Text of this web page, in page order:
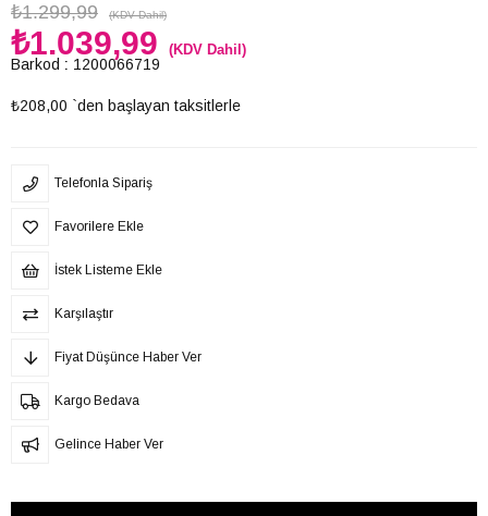
₺1.299,99 (KDV Dahil)
₺1.039,99 (KDV Dahil)
Barkod : 1200066719
₺208,00 `den başlayan taksitlerle
Telefonla Sipariş
Favorilere Ekle
İstek Listeme Ekle
Karşılaştır
Fiyat Düşünce Haber Ver
Kargo Bedava
Gelince Haber Ver